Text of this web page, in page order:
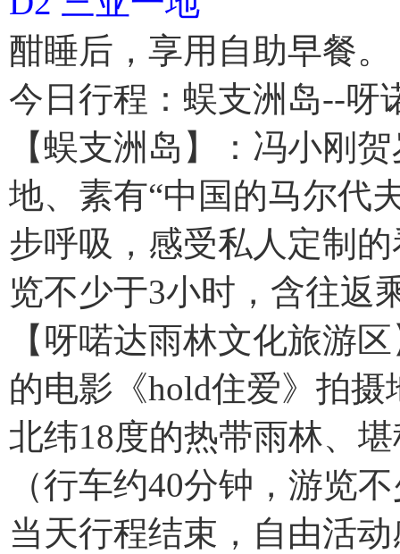
酣睡后，享用自助早餐。
今日行程：蜈支洲岛--呀
【蜈支洲岛】：冯小刚
地、素有“中国的马尔代
步呼吸，感受私人定制
览不少于3小时，含往返
【呀喏达雨林文化旅游
的电影《hold住爱》拍
北纬18度的热带雨林、
（行车约40分钟，游览
当天行程结束，自由活